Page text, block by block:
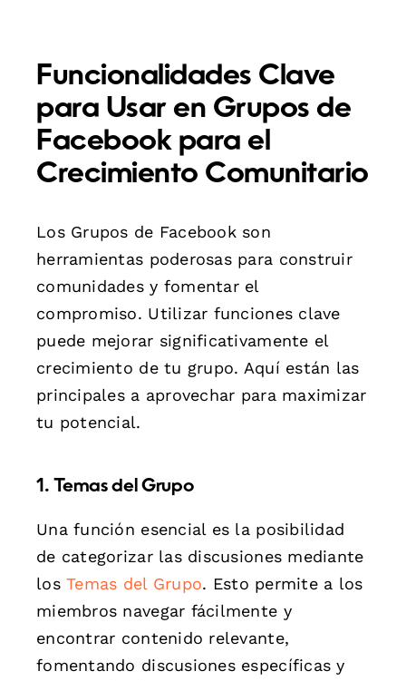
Funcionalidades Clave
para Usar en Grupos de
Facebook para el
Crecimiento Comunitario
Los Grupos de Facebook son
herramientas poderosas para construir
comunidades y fomentar el
compromiso. Utilizar funciones clave
puede mejorar significativamente el
crecimiento de tu grupo. Aquí están las
principales a aprovechar para maximizar
tu potencial.
1. Temas del Grupo
Una función esencial es la posibilidad
de categorizar las discusiones mediante
losTemas del Grupo. Esto permite a los
miembros navegar fácilmente y
encontrar contenido relevante,
fomentando discusiones específicas y